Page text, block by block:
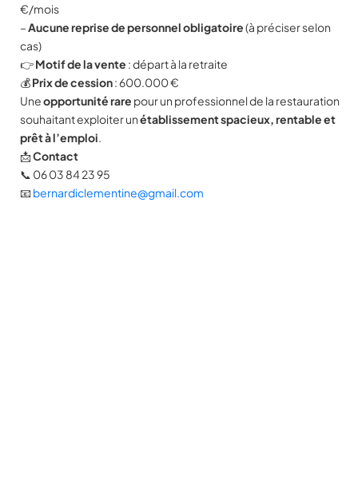
€/mois
–Aucune reprise de personnel obligatoire(à préciser selon
cas)
👉Motif de la vente : départ à la retraite
💰Prix de cession: 600.000 €
Uneopportunité rare pour un professionnel de la restauration
souhaitant exploiter unétablissement spacieux, rentable et
prêt à l’emploi.
📩Contact
📞 06 03 84 23 95
📧bernardiclementine@gmail.com